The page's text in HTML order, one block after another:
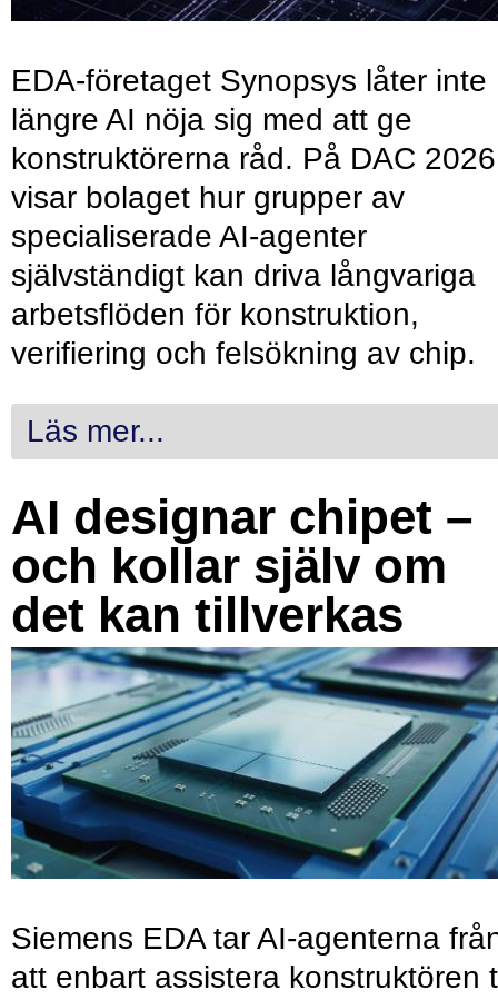
EDA-företaget Synopsys låter inte
längre AI nöja sig med att ge
konstruktörerna råd. På DAC 2026
visar bolaget hur grupper av
specialiserade AI-agenter
självständigt kan driva långvariga
arbetsflöden för konstruktion,
verifiering och felsökning av chip.
Läs mer...
AI designar chipet –
och kollar själv om
det kan tillverkas
Siemens EDA tar AI-agenterna
att enbart assistera konstruktören